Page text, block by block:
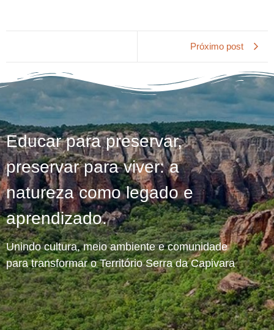
Próximo post
Educar para preservar,
preservar para viver: a
natureza como legado e
aprendizado.
Unindo cultura, meio ambiente e comunidade
para transformar o Território Serra da Capivara